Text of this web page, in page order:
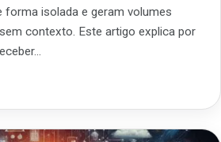
forma isolada e geram volumes
contexto. Este artigo explica por